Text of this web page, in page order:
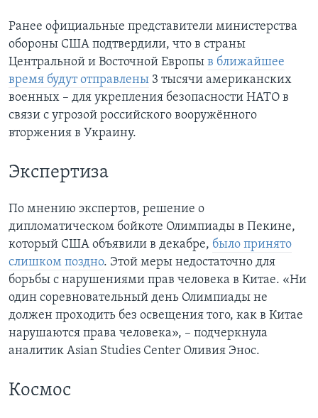
Ранее официальные представители министерства
обороны США подтвердили, что в страны
Центральной и Восточной Европы в ближайшее
время будут отправлены 3 тысячи американских
военных – для укрепления безопасности НАТО в
связи с угрозой российского вооружённого
вторжения в Украину.
Экспертиза
По мнению экспертов, решение о
дипломатическом бойкоте Олимпиады в Пекине,
который США объявили в декабре, было принято
слишком поздно. Этой меры недостаточно для
борьбы с нарушениями прав человека в Китае. «Ни
один соревновательный день Олимпиады не
должен проходить без освещения того, как в Китае
нарушаются права человека», – подчеркнула
аналитик Asian Studies Center Оливия Энос.
Космос